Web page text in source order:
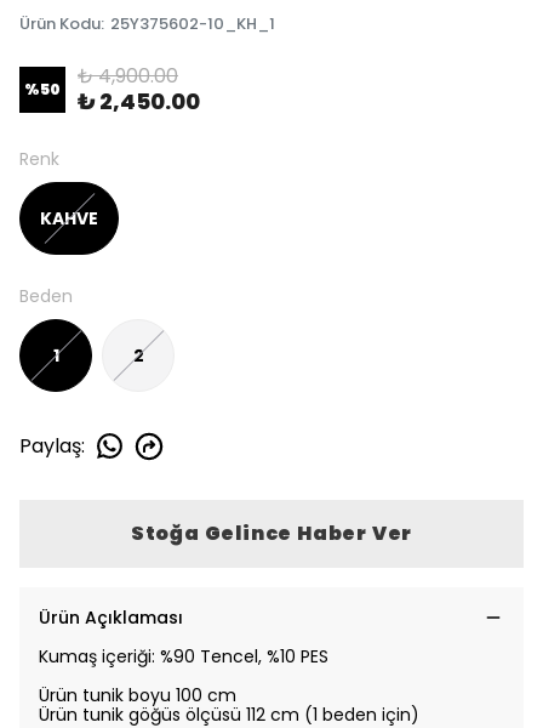
Ürün Kodu: 25Y375602-10_KH_1
%50 ₺ 4,900.00
₺ 2,450.00
Renk
KAHVE
Beden
1 2
Paylaş:
Stoğa Gelince Haber Ver
Ürün Açıklaması
Kumaş içeriği: %90 Tencel, %10 PES
Ürün tunik boyu 100 cm
Ürün tunik göğüs ölçüsü 112 cm (1 beden için)